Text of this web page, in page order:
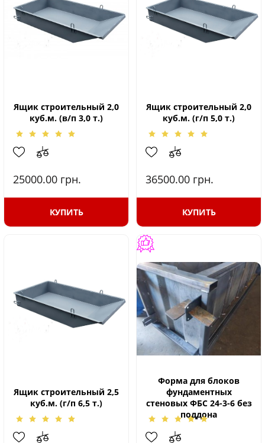
Ящик строительный 2,0
куб.м. (в/п 3,0 т.)
25000.00 грн.
КУПИТЬ
Ящик строительный 2,0
куб.м. (г/п 5,0 т.)
36500.00 грн.
КУПИТЬ
Ящик строительный 2,5
куб.м. (г/п 6,5 т.)
Форма для блоков
фундаментных
стеновых ФБС 24-3-6 без
поддона